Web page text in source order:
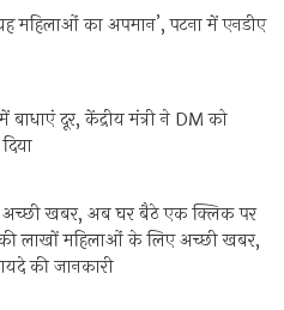
महिलाओं का अपमान’, पटना में एनडीए
दूर, केंद्रीय मंत्री ने DM को
अच्छी खबर, अब घर बैठे एक क्लिक पर
की लाखों महिलाओं के लिए अच्छी खबर,
की जानकारी